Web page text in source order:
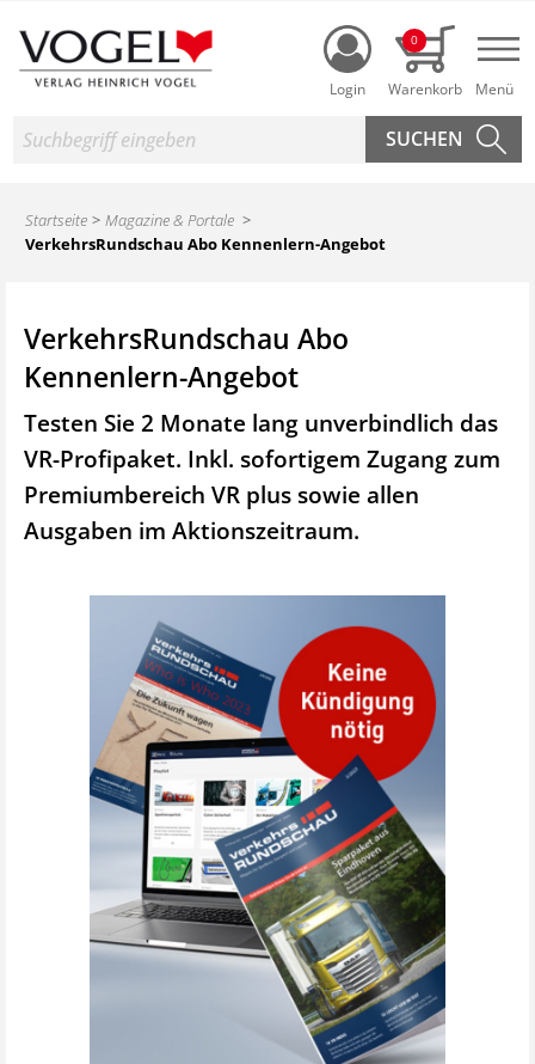
Login
0
Suche
Startseite
Magazine & Portale
VerkehrsRundschau Abo Kennenlern-Angebot
VerkehrsRundschau Abo
Kennenlern-Angebot
Testen Sie 2 Monate lang unverbindlich das
VR-Profipaket. Inkl. sofortigem Zugang zum
Premiumbereich VR plus sowie allen
Ausgaben im Aktionszeitraum.